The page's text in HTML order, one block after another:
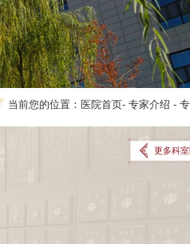
当前您的位置： 医院首页-专家介绍 -
更多科